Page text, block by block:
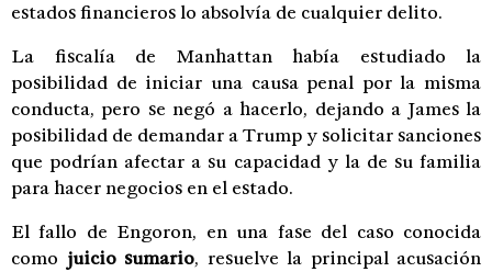
estados financieros lo absolvía de cualquier delito.
La fiscalía de Manhattan había estudiado la
posibilidad de iniciar una causa penal por la misma
conducta, pero se negó a hacerlo, dejando a James la
posibilidad de demandar a Trump y solicitar sanciones
que podrían afectar a su capacidad y la de su familia
para hacer negocios en el estado.
El fallo de Engoron, en una fase del caso conocida
como juicio sumario, resuelve la principal acusación